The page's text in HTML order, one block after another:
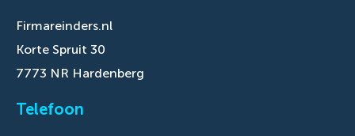
Firmareinders.nl
Korte Spruit 30
7773 NR Hardenberg
Telefoon